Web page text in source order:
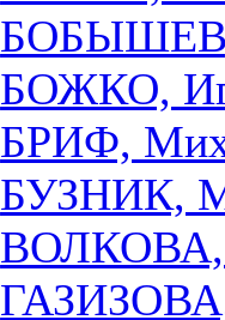
БОЖКО,
БРИФ,
БУЗНИК,
ВОЛКОВА,